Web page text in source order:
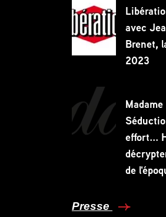
avec
Brenet,
2023
effort...
de
Presse